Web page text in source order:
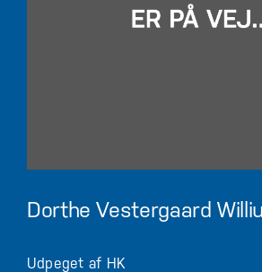
Dorthe Vestergaard
Udpeget af HK